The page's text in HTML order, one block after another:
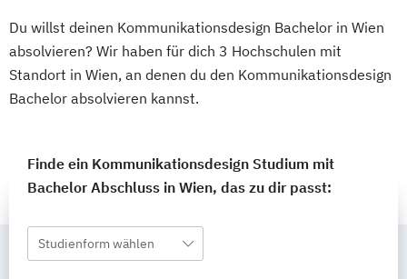
Du willst deinen Kommunikationsdesign Bachelor in Wien
absolvieren? Wir haben für dich 3 Hochschulen mit
Standort in Wien, an denen du den Kommunikationsdesign
Bachelor absolvieren kannst.
Finde ein Kommunikationsdesign Studium mit
Bachelor Abschluss in Wien, das zu dir passt:
Studienform wählen